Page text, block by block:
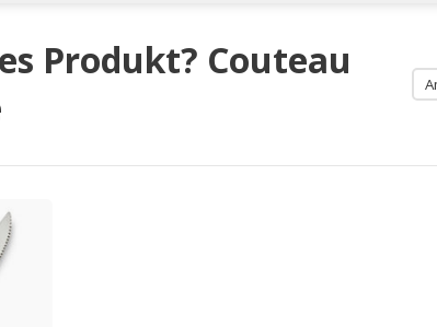
Produkt? Couteau